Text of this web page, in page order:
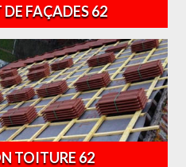
FAÇADES 62
TOITURE 62